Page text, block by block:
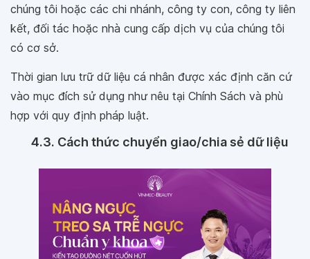
chúng tôi hoặc các chi nhánh, công ty con, công ty liên
kết, đối tác hoặc nhà cung cấp dịch vụ của chúng tôi
có cơ sở.
Thời gian lưu trữ dữ liệu cá nhân được xác định căn cứ
vào mục đích sử dụng như nêu tại Chính Sách và phù
hợp với quy định pháp luật.
4.3. Cách thức chuyển giao/chia sẻ dữ liệu